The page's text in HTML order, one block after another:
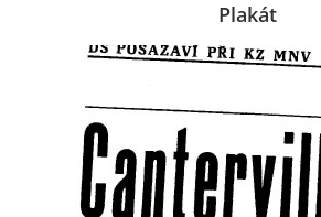
CO NOVÉHO ZKOUŠÍME
KDY, KDE A CO HRAJEME
HRY OD ROKU 1973
Plakát